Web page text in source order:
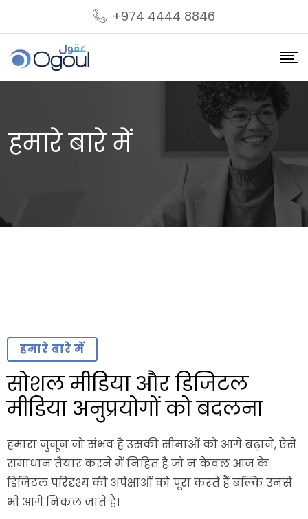
+974 4444 8846
हमारे बारे में
हमारे बारे में
सोशल मीडिया और डिजिटल
मीडिया अनुप्रयोगों को बदलना
हमारा जुनून जो संभव है उसकी सीमाओं को आगे बढ़ाने, ऐसे
समाधान तैयार करने में निहित है जो न केवल आज के
डिजिटल परिदृश्य की अपेक्षाओं को पूरा करते हैं बल्कि उनसे
भी आगे निकल जाते हैं।